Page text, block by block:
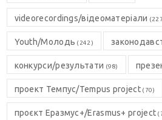
videorecordings/відеоматеріали
Youth/Молодь (242)
конкурси/результати (98)
проект Темпус/Tempus project(70)
проєкт Еразмус+/Erasmus+ project